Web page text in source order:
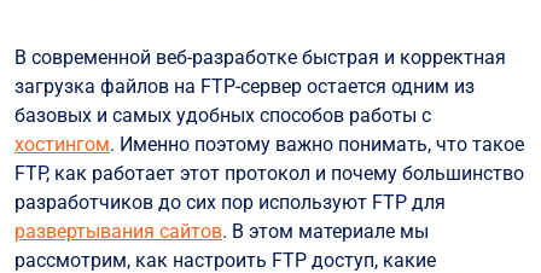
Доступы от хостинга
Выбор FTP-клиента
Проверка правильности установленных прав
доступа на сервере
Настройка FTP-клиента
Как быстро загрузить файлы сайта на сервер?
В современной веб-разработке быстрая и корректная
загрузка файлов на FTP-сервер остается одним из
базовых и самых удобных способов работы с
хостингом. Именно поэтому важно понимать, что такое
FTP, как работает этот протокол и почему большинство
разработчиков до сих пор используют FTP для
развертывания сайтов. В этом материале мы
рассмотрим, как настроить FTP доступ, какие